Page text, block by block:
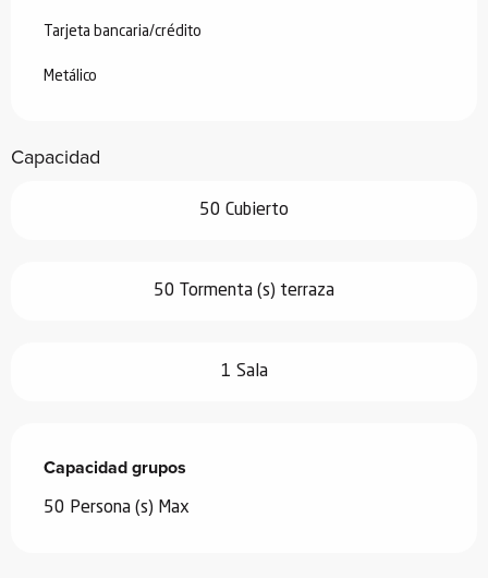
Tarjeta bancaria/crédito
Metálico
Capacidad
50 Cubierto
50 Tormenta (s) terraza
1 Sala
Capacidad grupos
Capacidad grupos
50 Persona (s) Max